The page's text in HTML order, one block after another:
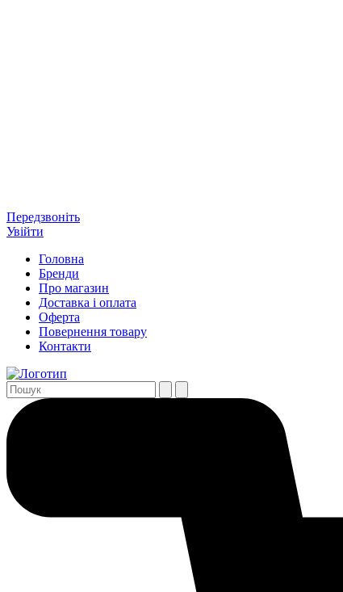
Передзвоніть
Увійти
Головна
Бренди
Про магазин
Доставка і оплата
Оферта
Повернення товару
Контакти